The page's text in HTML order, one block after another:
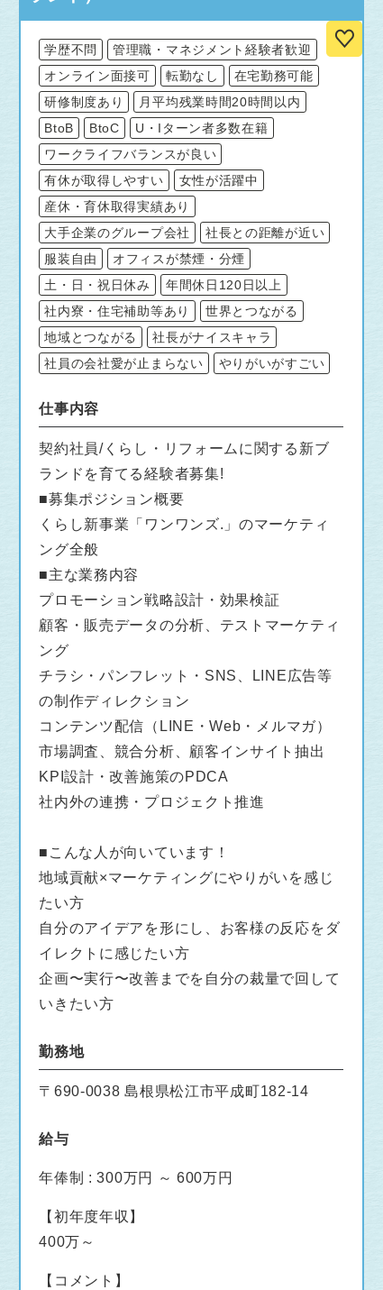
学歴不問
管理職・マネジメント経験者歓迎
オンライン面接可
転勤なし
在宅勤務可能
研修制度あり
月平均残業時間20時間以内
BtoB
BtoC
U・Iターン者多数在籍
ワークライフバランスが良い
有休が取得しやすい
女性が活躍中
産休・育休取得実績あり
大手企業のグループ会社
社長との距離が近い
服装自由
オフィスが禁煙・分煙
土・日・祝日休み
年間休日120日以上
社内寮・住宅補助等あり
世界とつながる
地域とつながる
社長がナイスキャラ
社員の会社愛が止まらない
やりがいがすごい
仕事内容
契約社員/くらし・リフォームに関する新ブ
ランドを育てる経験者募集!
■募集ポジション概要
くらし新事業「ワンワンズ.」のマーケティ
ング全般
■主な業務内容
プロモーション戦略設計・効果検証
顧客・販売データの分析、テストマーケティ
ング
チラシ・パンフレット・SNS、LINE広告等
の制作ディレクション
コンテンツ配信（LINE・Web・メルマガ）
市場調査、競合分析、顧客インサイト抽出
KPI設計・改善施策のPDCA
社内外の連携・プロジェクト推進
■こんな人が向いています！
地域貢献×マーケティングにやりがいを感じ
たい方
自分のアイデアを形にし、お客様の反応をダ
イレクトに感じたい方
企画〜実行〜改善までを自分の裁量で回して
いきたい方
勤務地
〒690-0038 島根県松江市平成町182-14
給与
年俸制 : 300万円 ～ 600万円
【初年度年収】
400万～
【コメント】